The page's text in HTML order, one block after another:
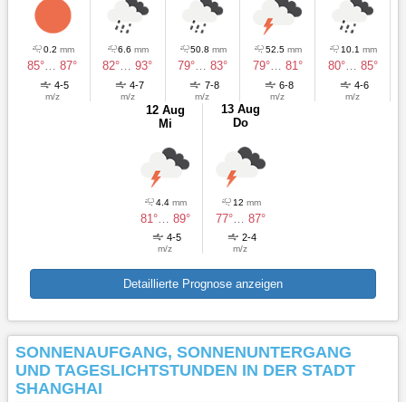
0.2 mm
85°… 87°
4-5
m/z
6.6mm
82°… 93°
4-7
m/z
50.8mm
79°… 83°
7-8
m/z
52.5 mm
79°… 81°
6-8
m/z
10.1 mm
80°… 85°
4-6
m/z
12 Aug
Mi
4.4 mm
81°… 89°
4-5
m/z
13 Aug
Do
12 mm
77°… 87°
2-4
m/z
Detaillierte Prognose anzeigen
SONNENAUFGANG, SONNENUNTERGANG
UND TAGESLICHTSTUNDEN IN DER STADT
SHANGHAI